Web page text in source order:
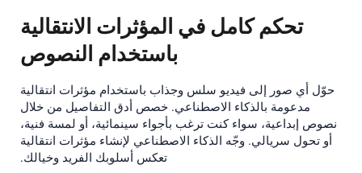
تحكم كامل في المؤثرات الانتقالية
باستخدام النصوص
حوّل أي صور إلى فيديو سلس وجذاب باستخدام مؤثرات انتقالية
مدعومة بالذكاء الاصطناعي. خصص أدق التفاصيل من خلال
نصوص إبداعية، سواء كنت ترغب بأجواء سينمائية، أو لمسة فنية،
أو تحول سريالي. وجّه الذكاء الاصطناعي لإنشاء مؤثرات انتقالية
تعكس أسلوبك الفريد وخيالك.